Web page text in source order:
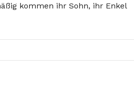
kommen ihr Sohn, ihr Enkel